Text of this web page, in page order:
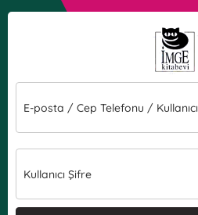
E-posta / Cep Telefonu / Kullanıcı
Kullanıcı Şifre